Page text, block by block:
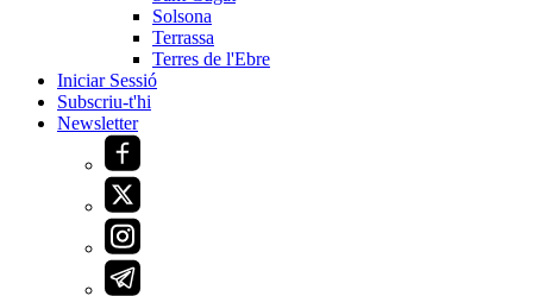
Solsona
Terrassa
Terres de l'Ebre
Iniciar Sessió
Subscriu-t'hi
Newsletter